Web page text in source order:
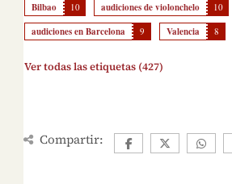
Bilbao 10 audiciones de violonchelo 10
audiciones en Barcelona 9 Valencia 8
Ver todas las etiquetas (427)
Compartir: